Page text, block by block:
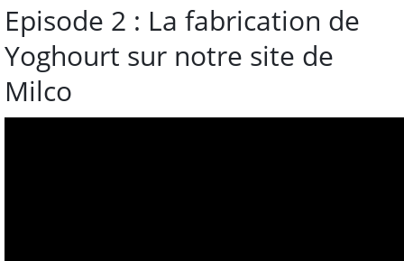
Episode 2 : La fabrication de
Yoghourt sur notre site de
Milco